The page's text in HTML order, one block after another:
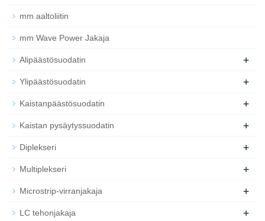
mm aaltoliitin
mm Wave Power Jakaja
Alipäästösuodatin +
Ylipäästösuodatin +
Kaistanpäästösuodatin +
Kaistan pysäytyssuodatin +
Diplekseri +
Multiplekseri +
Microstrip-virranjakaja +
LC tehonjakaja +